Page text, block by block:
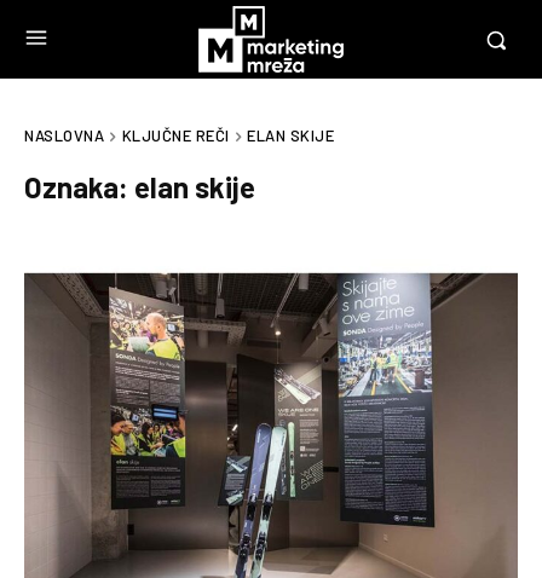
NASLOVNA KLJUČNE REČI ELAN SKIJE
Oznaka: elan skije